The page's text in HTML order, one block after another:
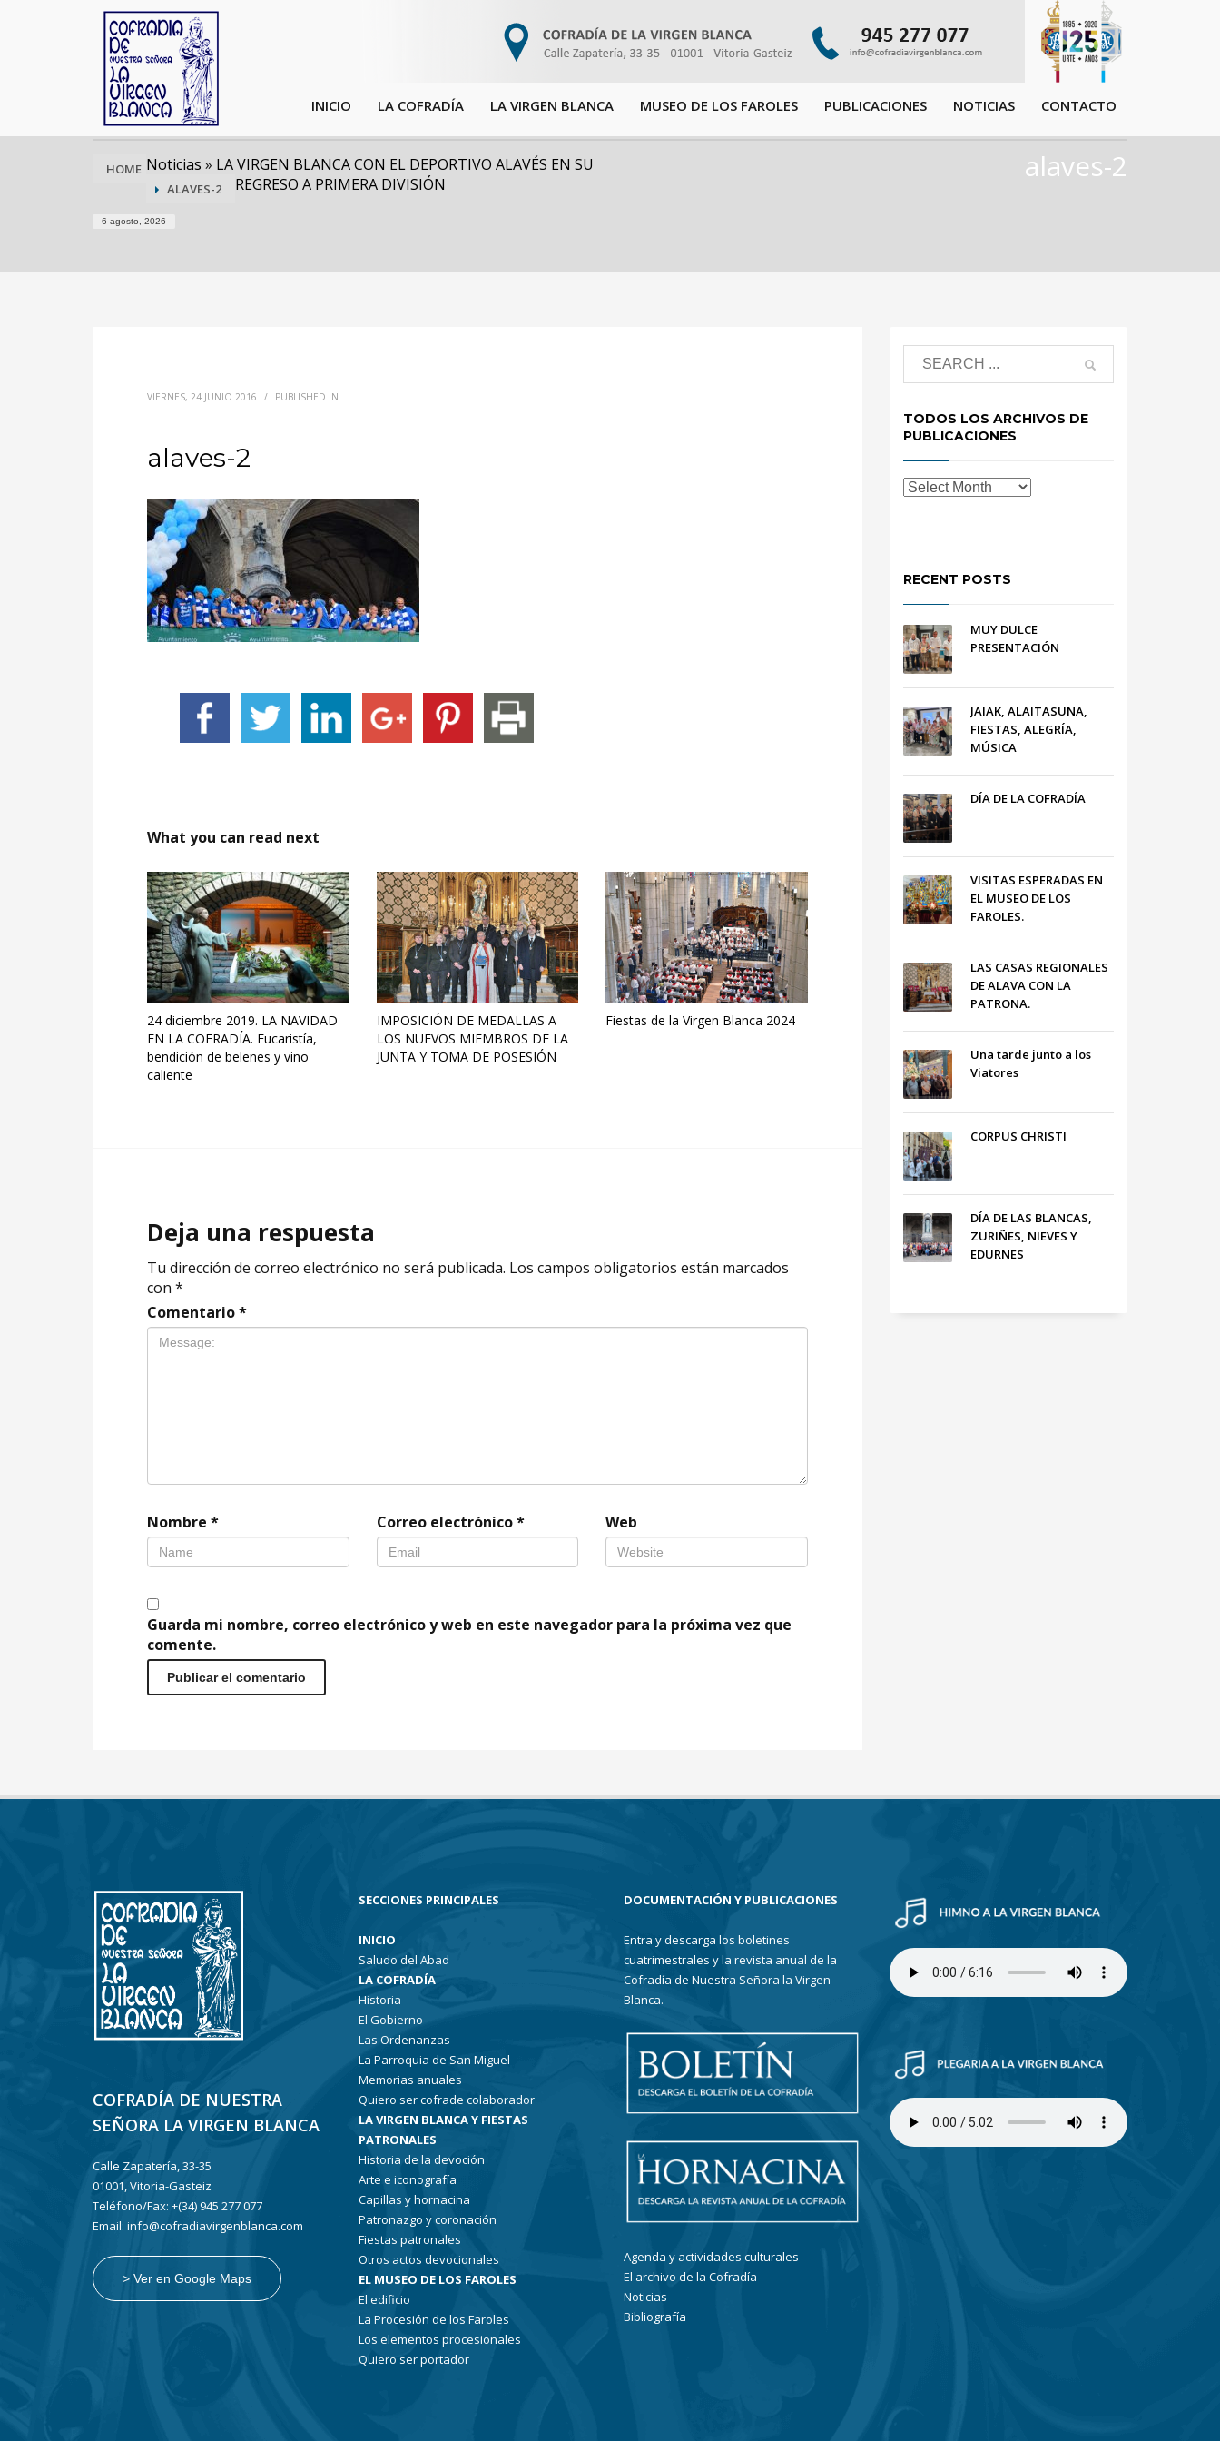
INICIO LA COFRADÍA LA VIRGEN BLANCA MUSEO DE LOS FAROLES PUBLICACIONES NOTICIAS CONTACTO
HOME Noticias » LA VIRGEN BLANCA CON EL DEPORTIVO ALAVÉS EN SU
REGRESO A PRIMERA DIVISIÓN
ALAVES-2
6 agosto, 2026
alaves-2
VIERNES, 24 JUNIO 2016 / PUBLISHED IN
alaves-2
What you can read next
24 diciembre 2019. LA NAVIDAD
EN LA COFRADÍA. Eucaristía,
bendición de belenes y vino
caliente
IMPOSICIÓN DE MEDALLAS A
LOS NUEVOS MIEMBROS DE LA
JUNTA Y TOMA DE POSESIÓN
Fiestas de la Virgen Blanca 2024
Deja una respuesta
Tu dirección de correo electrónico no será publicada. Los campos obligatorios están marcados
con *
Comentario*
Nombre * Correo electrónico* Web
Guarda mi nombre, correo electrónico y web en este navegador para la próxima vez que
comente.
TODOS LOS ARCHIVOS DE
PUBLICACIONES
RECENT POSTS
MUY DULCE
PRESENTACIÓN
JAIAK, ALAITASUNA,
FIESTAS, ALEGRÍA,
MÚSICA
DÍA DE LA COFRADÍA
VISITAS ESPERADAS EN
EL MUSEO DE LOS
FAROLES.
LAS CASAS REGIONALES
DE ALAVA CON LA
PATRONA.
Una tarde junto a los
Viatores
CORPUS CHRISTI
DÍA DE LAS BLANCAS,
ZURIÑES, NIEVES Y
EDURNES
COFRADÍA DE NUESTRA
SEÑORA LA VIRGEN BLANCA
Calle Zapatería, 33-35
01001, Vitoria-Gasteiz
Teléfono/Fax: +(34) 945 277 077
Email: info@cofradiavirgenblanca.com
> Ver en Google Maps
SECCIONES PRINCIPALES
INICIO
Saludo del Abad
LA COFRADÍA
Historia
El Gobierno
Las Ordenanzas
La Parroquia de San Miguel
Memorias anuales
Quiero ser cofrade colaborador
LA VIRGEN BLANCA Y FIESTAS
PATRONALES
Historia de la devoción
Arte e iconografía
Capillas y hornacina
Patronazgo y coronación
Fiestas patronales
Otros actos devocionales
EL MUSEO DE LOS FAROLES
El edificio
La Procesión de los Faroles
Los elementos procesionales
Quiero ser portador
DOCUMENTACIÓN Y PUBLICACIONES
Entra y descarga los boletines
cuatrimestrales y la revista anual de la
Cofradía de Nuestra Señora la Virgen
Blanca.
Agenda y actividades culturales
El archivo de la Cofradía
Noticias
Bibliografía